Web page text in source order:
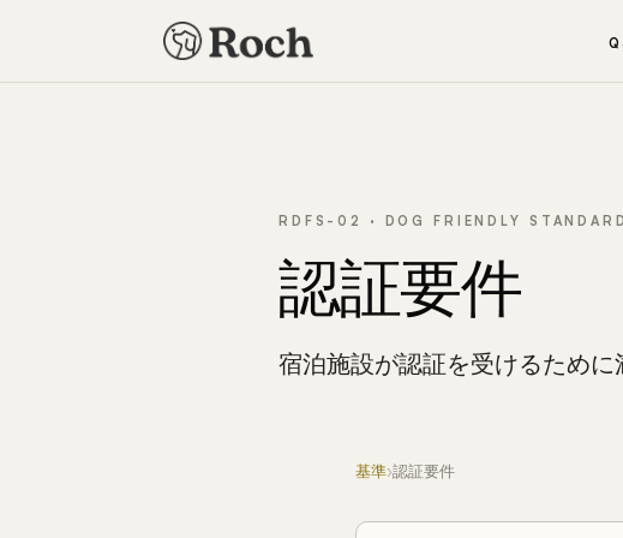
RDFS-02 · DOG FRIENDLY STANDARD
認証要件
宿泊施設が認証を受けるために
基準›認証要件